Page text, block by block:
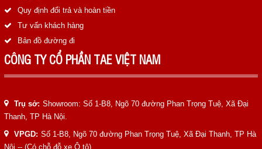
Quy định đổi trả và hoàn tiền
Tư vấn khách hàng
Bản đồ đường đi
CÔNG TY CỔ PHẦN TAE VIỆT NAM
Trụ sở: Showroom: Số 1-B8, Ngõ 70 đường Phan Trọng Tuệ, Xã Đại
Thanh, TP Hà Nội.
VPGD: Số 1-B8, Ngõ 70 đường Phan Trọng Tuệ, Xã Đại Thanh, TP Hà
Nội -- (Có chỗ đỗ xe Ô tô)